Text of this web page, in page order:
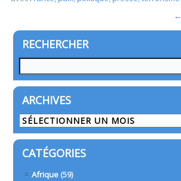
←
RECHERCHER
ARCHIVES
Archives
CATÉGORIES
Afrique (59)